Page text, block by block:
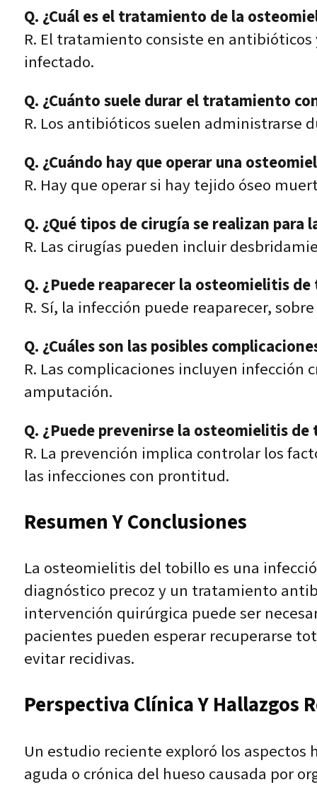
Q. ¿Cuál es el tratamiento de la
R. El tratamiento consiste en
infectado.
Q. ¿Cuánto suele durar el tratamiento
R. Los antibióticos suelen administrarse
Q. ¿Cuándo hay que operar una
R. Hay que operar si hay tejido óseo
Q. ¿Qué tipos de cirugía se realizan
R. Las cirugías pueden incluir
Q. ¿Puede reaparecer la osteomielitis
R. Sí, la infección puede reaparecer,
Q. ¿Cuáles son las posibles
R. Las complicaciones incluyen infección
amputación.
Q. ¿Puede prevenirse la osteomielitis de
R. La prevención implica controlar los
las infecciones con prontitud.
Resumen Y Conclusiones
La osteomielitis del tobillo es una
diagnóstico precoz y un tratamiento
intervención quirúrgica puede ser
pacientes pueden esperar recuperarse
evitar recidivas.
Perspectiva Clínica Y Hallazgos
Un estudio reciente exploró los
aguda o crónica del hueso causada por